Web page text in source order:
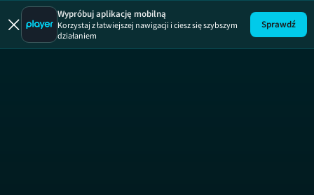
Wypróbuj aplikację mobilną
Korzystaj z łatwiejszej nawigacji i ciesz się szybszym
działaniem
Sprawdź